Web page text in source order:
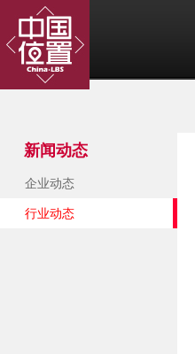
新闻动态
企业动态
行业动态